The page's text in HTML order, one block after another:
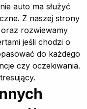
auto ma służyć
Z naszej strony
rozwiewamy
jeśli chodzi o
do każdego
czy oczekiwania.